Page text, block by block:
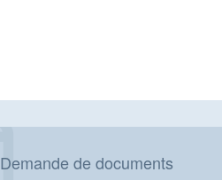
Demande de documents